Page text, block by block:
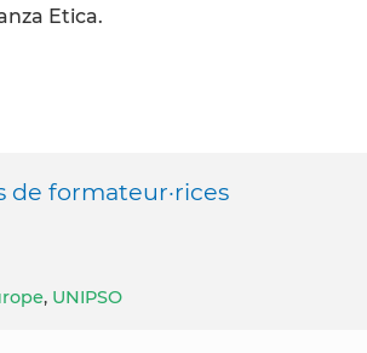
Etica.
de formateur·rices
, UNIPSO